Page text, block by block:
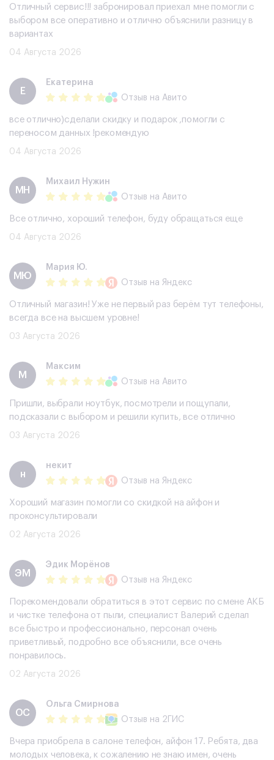
Отличный сервис!!! забронировал приехал мне помогли с
выбором все оперативно и отлично объяснили разницу в
вариантах
04 Августа 2026
Е
Екатерина
Отзыв на Авито
все отлично)сделали скидку и подарок ,помогли с
переносом данных !рекомендую
04 Августа 2026
МН
Михаил Нужин
Отзыв на Авито
Все отлично, хороший телефон, буду обращаться еще
04 Августа 2026
МЮ
Мария Ю.
Отзыв на Яндекс
Отличный магазин! Уже не первый раз берём тут телефоны,
всегда все на высшем уровне!
03 Августа 2026
М
Максим
Отзыв на Авито
Пришли, выбрали ноутбук, посмотрели и пощупали,
подсказали с выбором и решили купить, все отлично
03 Августа 2026
н
некит
Отзыв на Яндекс
Хороший магазин помогли со скидкой на айфон и
проконсультировали
02 Августа 2026
ЭМ
Эдик Морёнов
Отзыв на Яндекс
Порекомендовали обратиться в этот сервис по смене АКБ
и чистке телефона от пыли, специалист Валерий сделал
все быстро и профессионально, персонал очень
приветливый, подробно все объяснили, все очень
понравилось.
02 Августа 2026
ОС
Ольга Смирнова
Отзыв на 2ГИС
Вчера приобрела в салоне телефон, айфон 17. Ребята, два
молодых человека, к сожалению не знаю имен, очень